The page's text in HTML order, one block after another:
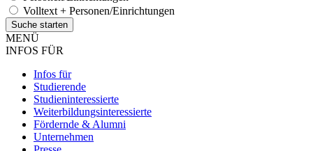
Volltext + Personen/Einrichtungen
MENÜ
INFOS FÜR
Infos für
Studierende
Studieninteressierte
Weiterbildungsinteressierte
Fördernde & Alumni
Unternehmen